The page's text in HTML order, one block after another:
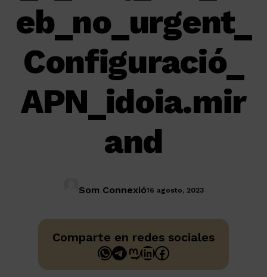
eb_no_urgent_
Configuració_
APN_idoia.mir
and
Som Connexió16 agosto, 2023
Comparte en redes sociales
WhatsApp
Telegram
Mastodon
LinkedIn
Facebook